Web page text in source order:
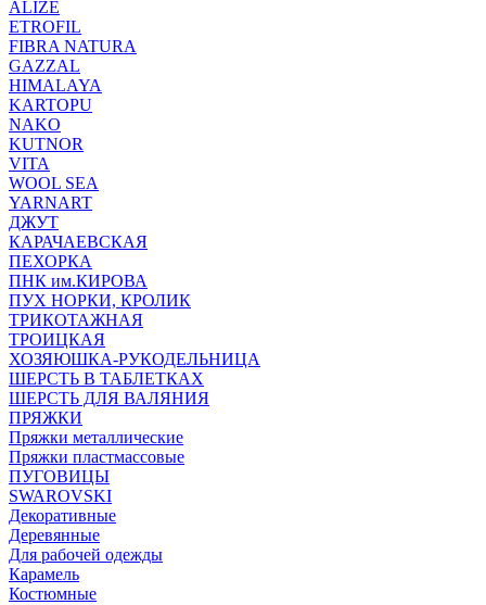
ALIZE
ETROFIL
FIBRA NATURA
GAZZAL
HIMALAYA
KARTOPU
NAKO
KUTNOR
VITA
WOOL SEA
YARNART
ДЖУТ
КАРАЧАЕВСКАЯ
ПЕХОРКА
ПНК им.КИРОВА
ПУХ НОРКИ, КРОЛИК
ТРИКОТАЖНАЯ
ТРОИЦКАЯ
ХОЗЯЮШКА-РУКОДЕЛЬНИЦА
ШЕРСТЬ В ТАБЛЕТКАХ
ШЕРСТЬ ДЛЯ ВАЛЯНИЯ
ПРЯЖКИ
Пряжки металлические
Пряжки пластмассовые
ПУГОВИЦЫ
SWAROVSKI
Декоративные
Деревянные
Для рабочей одежды
Карамель
Костюмные